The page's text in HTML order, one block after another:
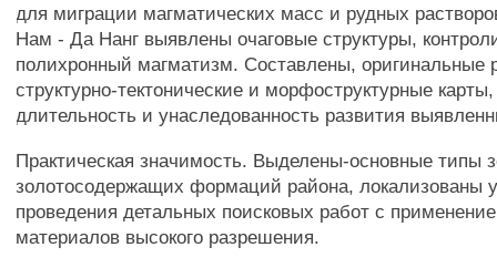
для миграции магматических масс и рудных
Нам - Да Нанг выявлены очаговые структуры,
полихронный магматизм. Составлены, оригинальные
структурно-тектонические и морфоструктурные
длительность и унаследованность развития
Практическая значимость. Выделены-основные типы
золотосодержащих формаций района, локализованы
проведения детальных поисковых работ с
материалов высокого разрешения.